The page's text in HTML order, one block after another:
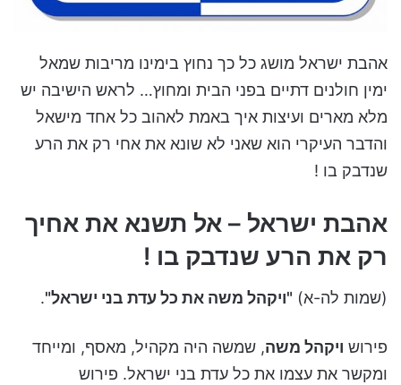
אהבת ישראל מושג כל כך נחוץ בימינו מריבות שמאל
ימין חולנים דתיים בפני הבית ומחוץ… לראש הישיבה יש
מלא מארים ועיצות איך באמת לאהוב כל אחד מישאל
והדבר העיקרי הוא שאני לא שונא את אחי רק את הרע
שנדבק בו !
אהבת ישראל – אל תשנא את אחיך
רק את הרע שנדבק בו !
(שמות לה-א) "ויקהל משה את כל עדת בני ישראל".
פירוש ויקהל משה, שמשה היה מקהיל, מאסף, ומייחד
ומקשר את עצמו את כל עדת בני ישראל. פירוש